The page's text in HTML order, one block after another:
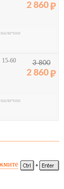
2 860
наличии
15-60 3 800
2 860
наличии